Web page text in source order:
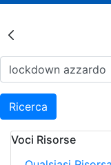
Risultati
Ricerca
Voci Risorse